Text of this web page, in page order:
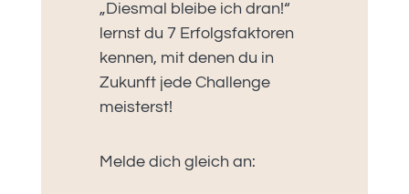
„Diesmal bleibe ich dran!“
lernst du 7 Erfolgsfaktoren
kennen, mit denen du in
Zukunft jede Challenge
meisterst!
Melde dich gleich an: